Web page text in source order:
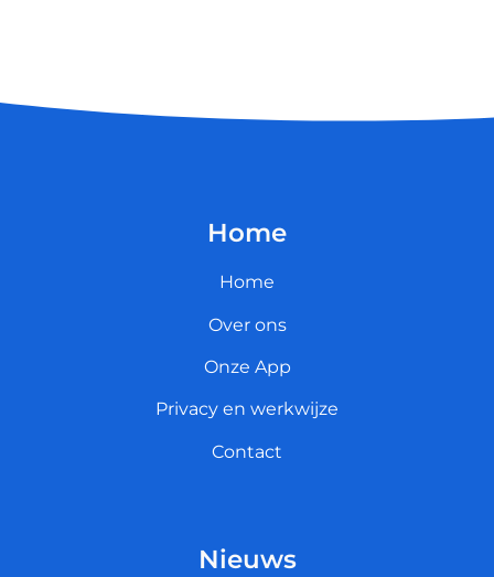
Home
Home
Over ons
Onze App
Privacy en werkwijze
Contact
Nieuws